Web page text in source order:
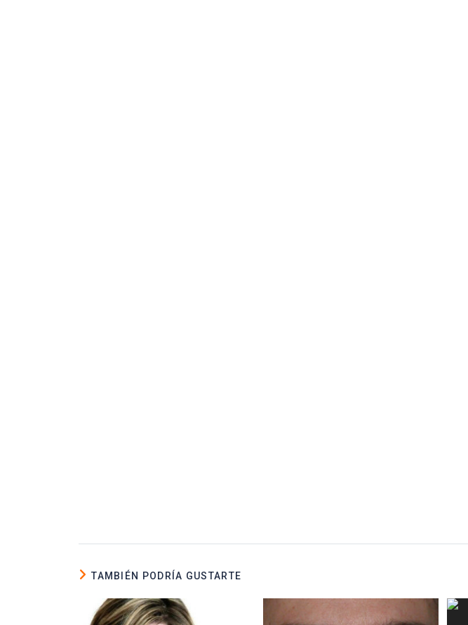
TAMBIÉN PODRÍA GUSTARTE